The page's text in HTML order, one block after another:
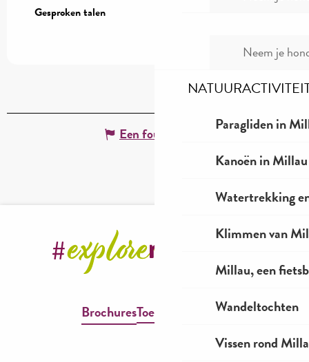
Neem je
Paragliden in
Kanoën in
Watertrekking
Klimmen van
Millau, een
Wandeltochten
Vissen rond
Gesproken talen
Gesproken talen
Een fout melden
BrochuresToegankelijkheid